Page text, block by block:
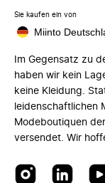
Sie kaufen ein von
Miinto
Im Gegensatz zu
haben wir kein
keine Kleidung.
leidenschaftlichen
Modeboutiquen
versendet. Wir